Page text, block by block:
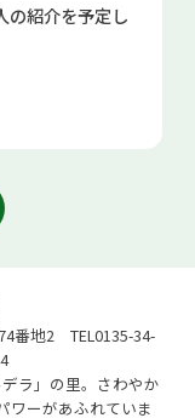
の紹介を予定し
番地2 TEL0135-34-
ラ」の里。さわやか
ワーがあふれていま